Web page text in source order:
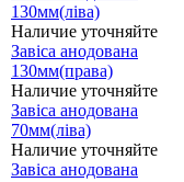
130мм(ліва)
Наличие уточняйте
Завіса анодована
130мм(права)
Наличие уточняйте
Завіса анодована
70мм(ліва)
Наличие уточняйте
Завіса анодована